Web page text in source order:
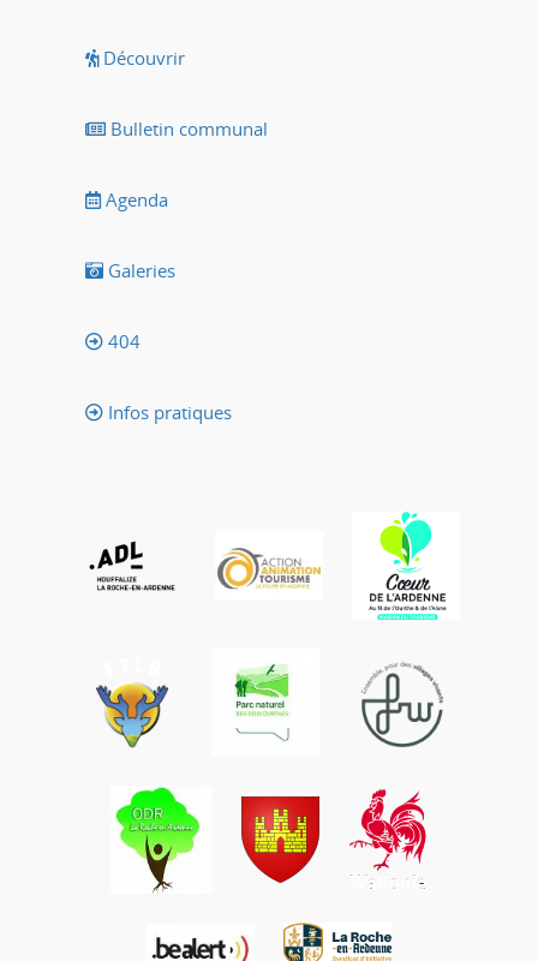
Découvrir
Bulletin communal
Agenda
Galeries
404
Infos pratiques